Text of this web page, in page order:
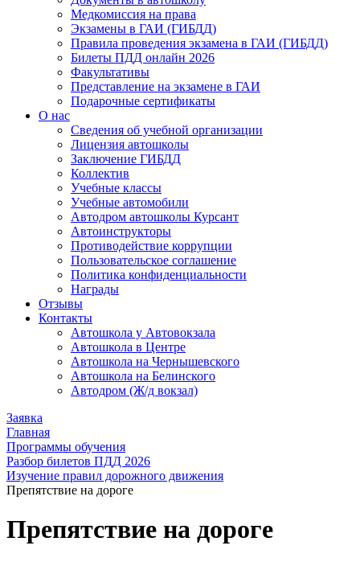
Медкомиссия на права
Экзамены в ГАИ (ГИБДД)
Правила проведения экзамена в ГАИ (ГИБДД)
Билеты ПДД онлайн 2026
Факультативы
Представление на экзамене в ГАИ
Подарочные сертификаты
О нас
Сведения об учебной организации
Лицензия автошколы
Заключение ГИБДД
Коллектив
Учебные классы
Учебные автомобили
Автодром автошколы Курсант
Автоинструкторы
Противодействие коррупции
Пользовательское соглашение
Политика конфиденциальности
Награды
Отзывы
Контакты
Автошкола у Автовокзала
Автошкола в Центре
Автошкола на Чернышевского
Автошкола на Белинского
Автодром (Ж/д вокзал)
Заявка
Главная
Программы обучения
Разбор билетов ПДД 2026
Изучение правил дорожного движения
Препятствие на дороге
Препятствие на дороге